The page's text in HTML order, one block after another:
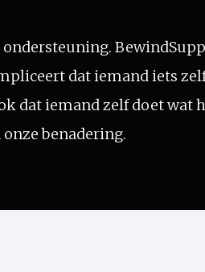
ondersteuning.
dat iemand iets
dat iemand zelf doet wat
benadering.